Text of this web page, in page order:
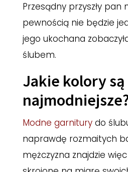
Przesądny przyszły pan
pewnością nie będzie
jego ukochana
ślubem.
Jakie kolory są
Modne garniturydo
naprawdę rozmaitych
mężczyzna znajdzie